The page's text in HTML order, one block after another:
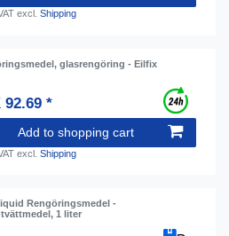
excl.Shipping
glasrengöring - Eilfix
92.69 *
Add to shopping cart
excl.Shipping
Rengöringsmedel -
1 liter